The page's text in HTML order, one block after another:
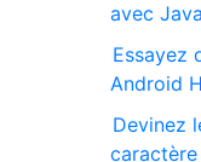
avec Java
Essayez
Android
Devinez